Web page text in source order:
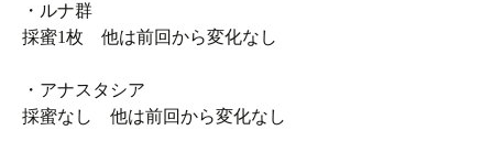
・ルナ群
採蜜1枚 他は前回から変化なし
・アナスタシア
採蜜なし 他は前回から変化なし